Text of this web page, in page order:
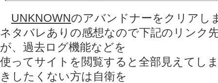
UNKNOWNのアバンドナーをクリアし
ネタバレありの感想なので下記のリンク
が、過去ログ機能などを
使ってサイトを閲覧すると全部見えてし
きしたくない方は自衛を